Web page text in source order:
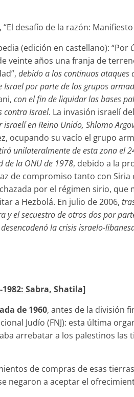
“El desafío de la razón:
(edición en castellano):
veinte años una franja de
debido a los continuos ataques
Israel por parte de los grupos
con el fin de liquidar las bases
contra Israel. La invasión israelí
en Reino Unido, Shlomo
ocupando su vacío el grupo
unilateralmente de esta zona el
de la ONU de 1978, debido a la
de compromiso tanto con
por el régimen sirio, que
a Hezbolá. En julio de 2006,
y el secuestro de otros dos por
la crisis israelo-
1982: Sabra, Shatila]
de 1960, antes de la división
Judío (FNJ): esta última
arrebatar a los palestinos las
de compras de esas
negaron a aceptar el